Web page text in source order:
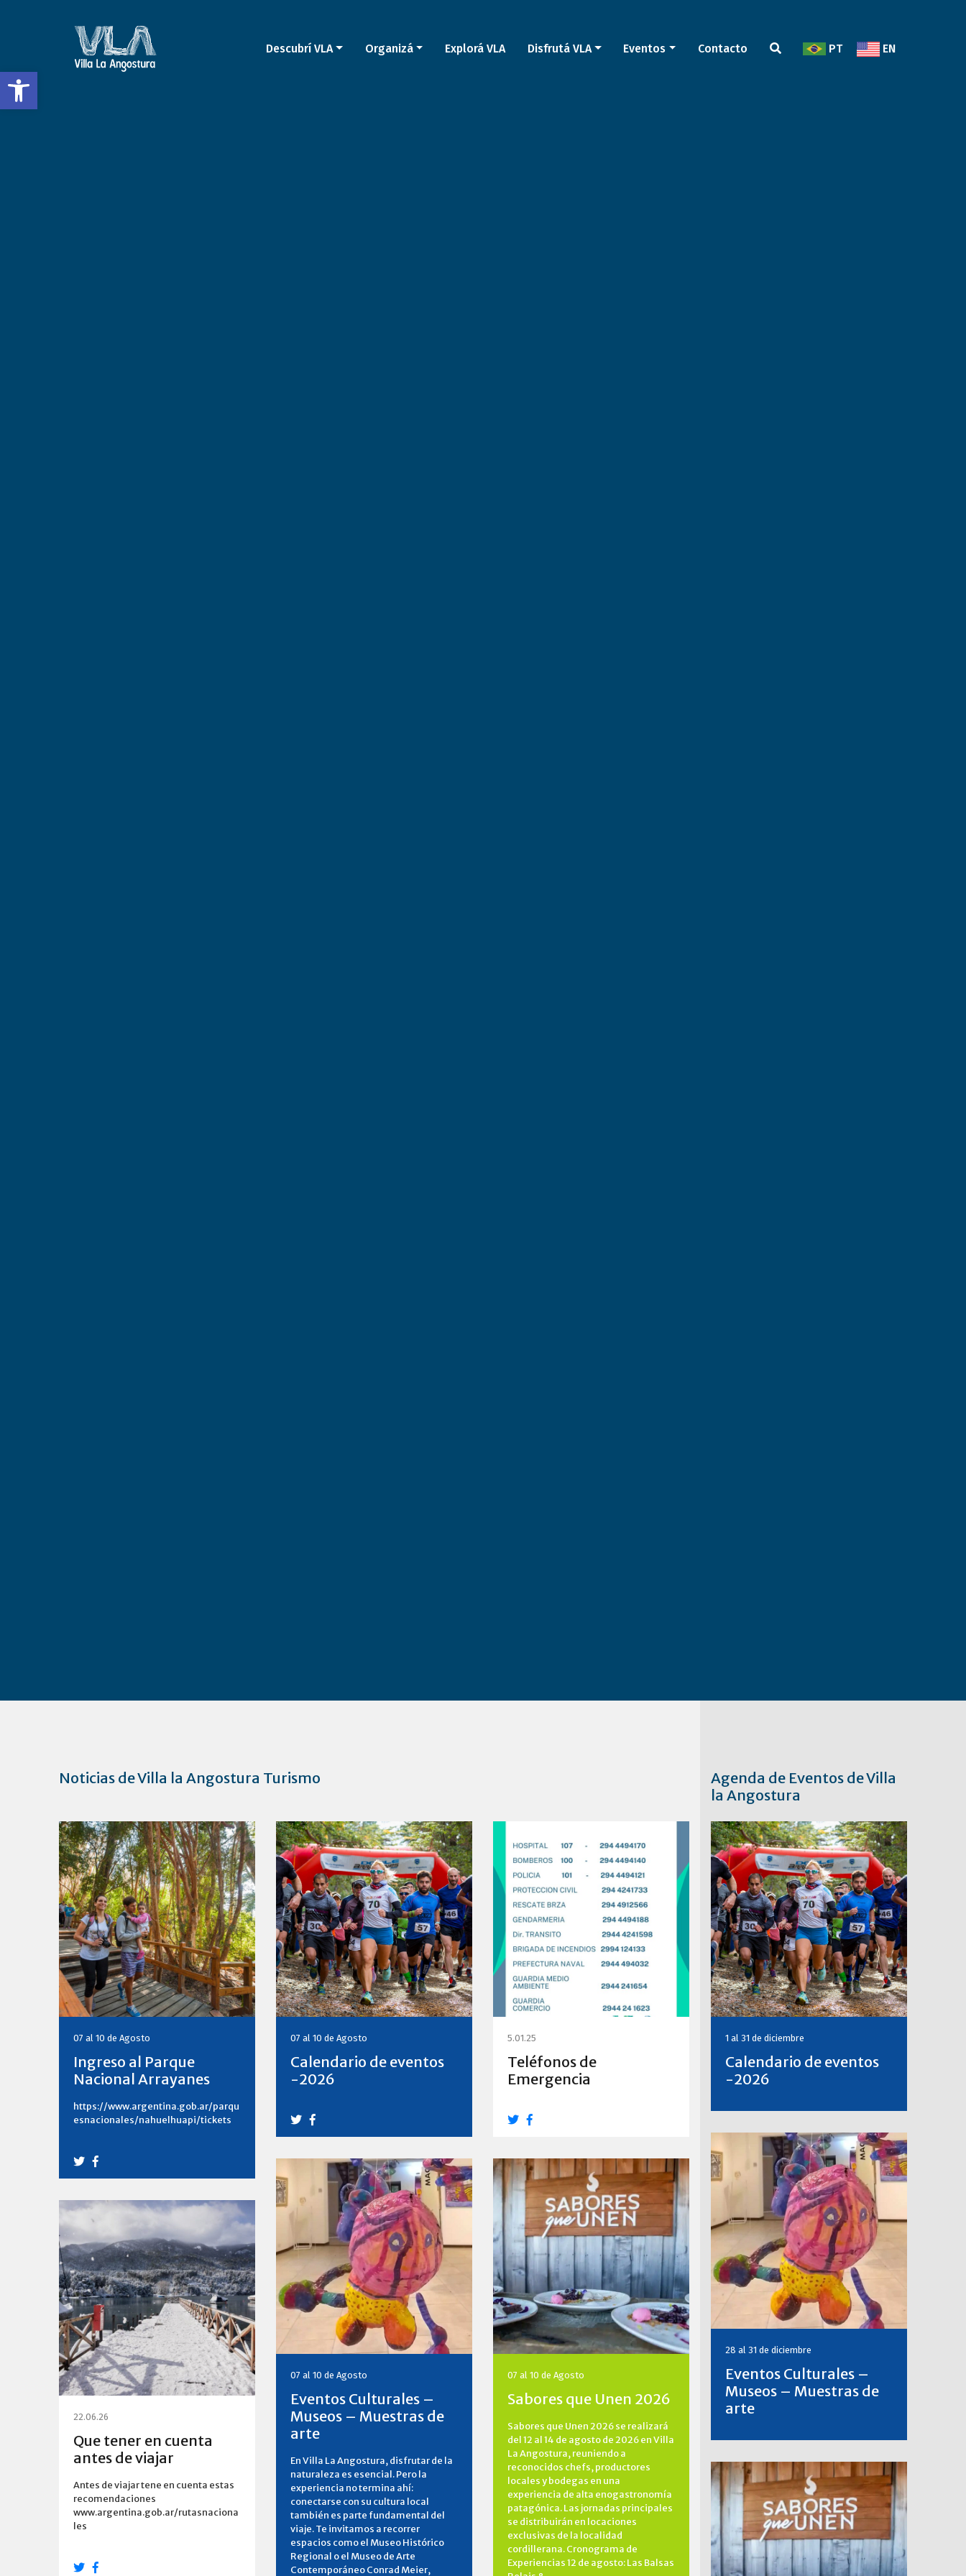
Open toolbar
Descubrí VLA Organizá Explorá VLA Disfrutá VLA Eventos Contacto PT EN
Noticias de Villa la Angostura Turismo
07 al 10 de Agosto
Ingreso al Parque
Nacional Arrayanes
https://www.argentina.gob.ar/parqu
esnacionales/nahuelhuapi/tickets
07 al 10 de Agosto
Calendario de eventos
-2026
5.01.25
Teléfonos de
Emergencia
07 al 10 de Agosto
Eventos Culturales –
Museos – Muestras de
arte
En Villa La Angostura, disfrutar de la
naturaleza es esencial. Pero la
experiencia no termina ahí:
conectarse con su cultura local
también es parte fundamental del
viaje. Te invitamos a recorrer
espacios como el Museo Histórico
Regional o el Museo de Arte
Contemporáneo Conrad Meier,
07 al 10 de Agosto
Sabores que Unen 2026
Sabores que Unen 2026 se realizará
del 12 al 14 de agosto de 2026 en Villa
La Angostura, reuniendo a
reconocidos chefs, productores
locales y bodegas en una
experiencia de alta enogastronomía
patagónica. Las jornadas principales
se distribuirán en locaciones
exclusivas de la localidad
cordillerana. Cronograma de
Experiencias 12 de agosto: Las Balsas
22.06.26
Que tener en cuenta
antes de viajar
Antes de viajar tene en cuenta estas
recomendaciones
www.argentina.gob.ar/rutasnaciona
les
Agenda de Eventos de Villa
la Angostura
1 al 31 de diciembre
Calendario de eventos
-2026
28 al 31 de diciembre
Eventos Culturales –
Museos – Muestras de
arte